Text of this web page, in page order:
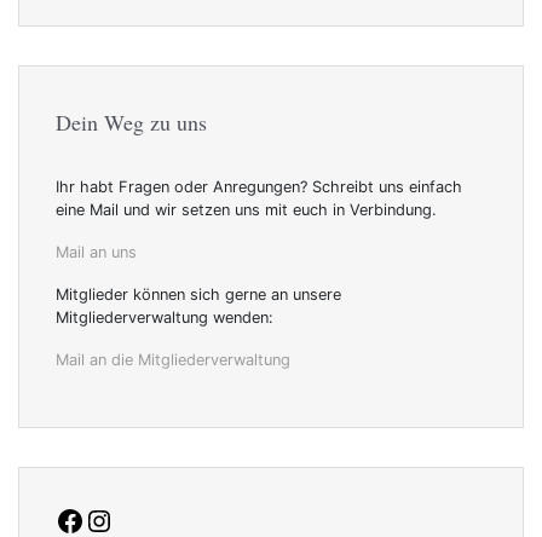
Dein Weg zu uns
Ihr habt Fragen oder Anregungen? Schreibt uns einfach
eine Mail und wir setzen uns mit euch in Verbindung.
Mail an uns
Mitglieder können sich gerne an unsere
Mitgliederverwaltung wenden:
Mail an die Mitgliederverwaltung
facebookInstagram